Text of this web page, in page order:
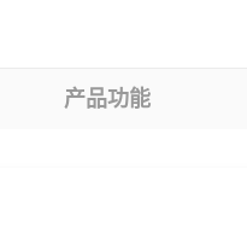
产品功能